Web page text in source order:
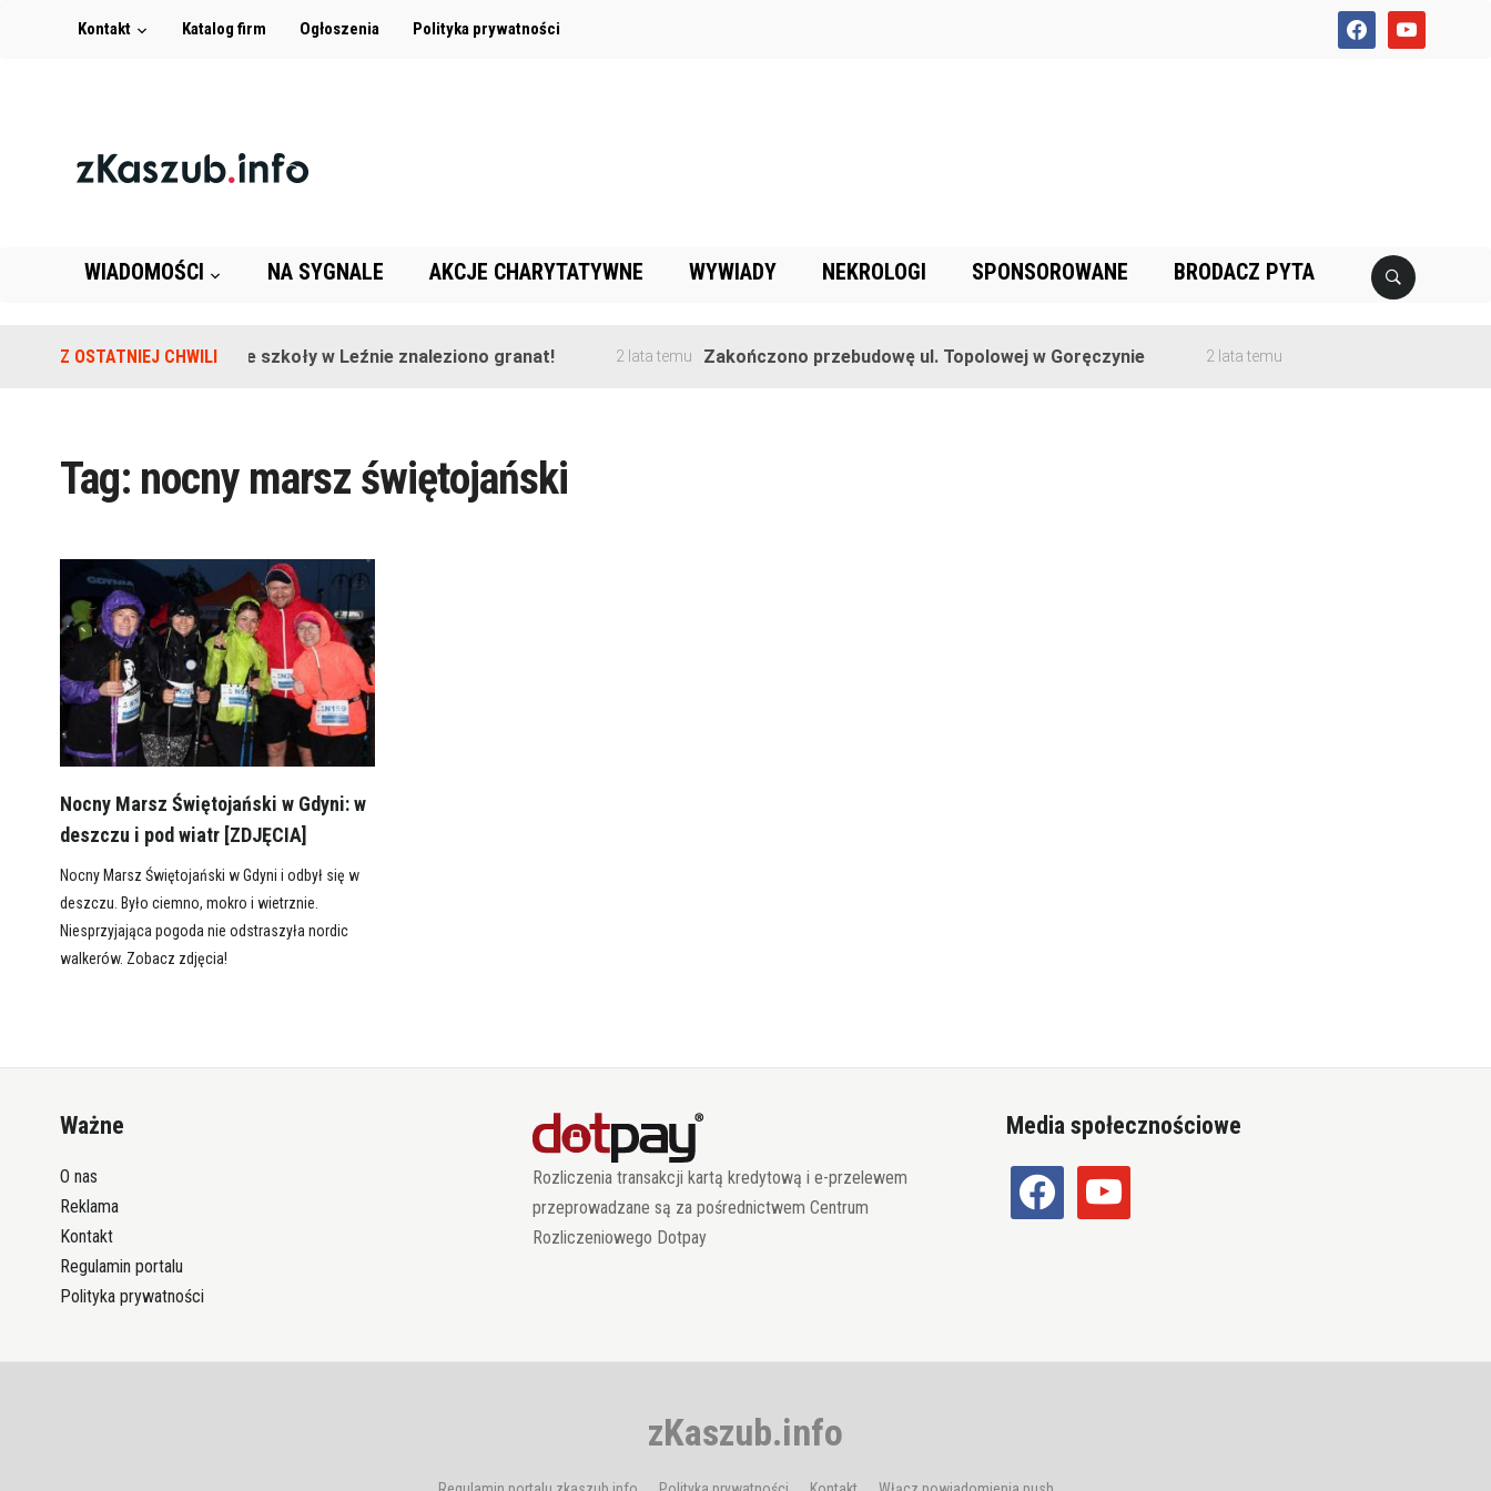
facebookyoutube
Kontakt Katalog firm Ogłoszenia Polityka prywatności
WIADOMOŚCI NA SYGNALE AKCJE CHARYTATYWNE WYWIADY NEKROLOGI SPONSOROWANE BRODACZ PYTA
Z OSTATNIEJ CHWILINa terenie szkoły w Leźnie znaleziono granat! 2 lata temu Zakończono przebudowę ul. Topolowej w Goręczynie 2 lata temu
Tag: nocny marsz świętojański
Nocny Marsz Świętojański w Gdyni: w
deszczu i pod wiatr [ZDJĘCIA]
Nocny Marsz Świętojański w Gdyni i odbył się w
deszczu. Było ciemno, mokro i wietrznie.
Niesprzyjająca pogoda nie odstraszyła nordic
walkerów. Zobacz zdjęcia!
Ważne
O nas
Reklama
Kontakt
Regulamin portalu
Polityka prywatności
Rozliczenia transakcji kartą kredytową i e-przelewem
przeprowadzane są za pośrednictwem Centrum
Rozliczeniowego Dotpay
Media społecznościowe
facebook youtube
zKaszub.info